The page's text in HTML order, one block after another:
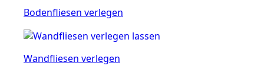
Bodenfliesen verlegen
Wandfliesen verlegen